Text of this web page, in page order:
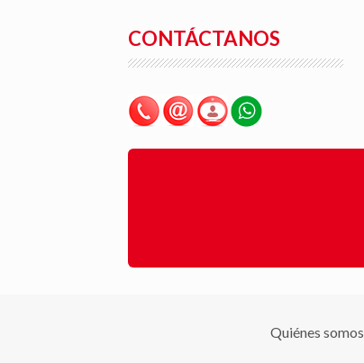
CONTÁCTANOS
Quiénes somos